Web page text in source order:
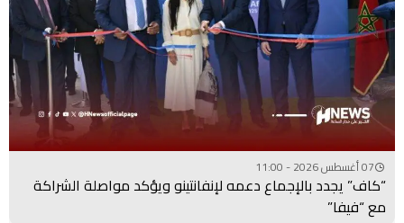
07 أغسطس 2026 - 11:00
“كاف” يجدد بالإجماع دعمه لإنفانتينو ويؤكد مواصلة الشراكة
مع “فيفا”